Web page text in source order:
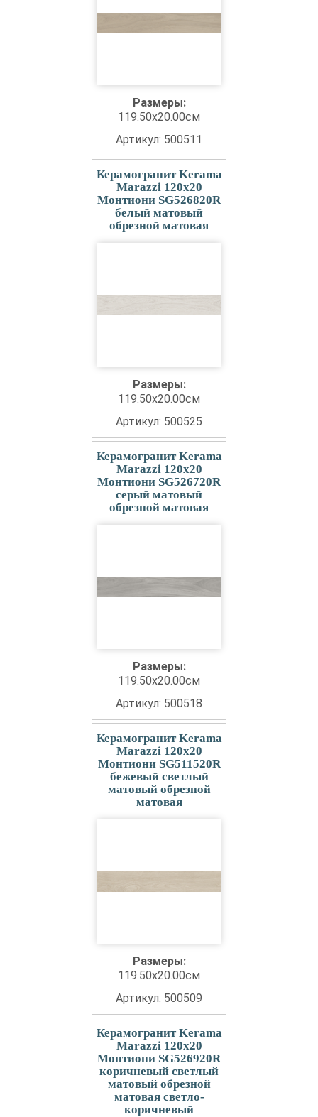
Размеры:
119.50x20.00см
Артикул: 500511
Керамогранит Kerama
Marazzi 120x20
Монтиони SG526820R
белый матовый
обрезной матовая
Размеры:
119.50x20.00см
Артикул: 500525
Керамогранит Kerama
Marazzi 120x20
Монтиони SG526720R
серый матовый
обрезной матовая
Размеры:
119.50x20.00см
Артикул: 500518
Керамогранит Kerama
Marazzi 120x20
Монтиони SG511520R
бежевый светлый
матовый обрезной
матовая
Размеры:
119.50x20.00см
Артикул: 500509
Керамогранит Kerama
Marazzi 120x20
Монтиони SG526920R
коричневый светлый
матовый обрезной
матовая светло-
коричневый